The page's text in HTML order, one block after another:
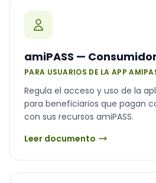
amiPASS —
PARA USUARIOS DE LA APP
Regula el acceso y uso de la
para beneficiarios que pagan
con sus recursos amiPASS.
Leer documento